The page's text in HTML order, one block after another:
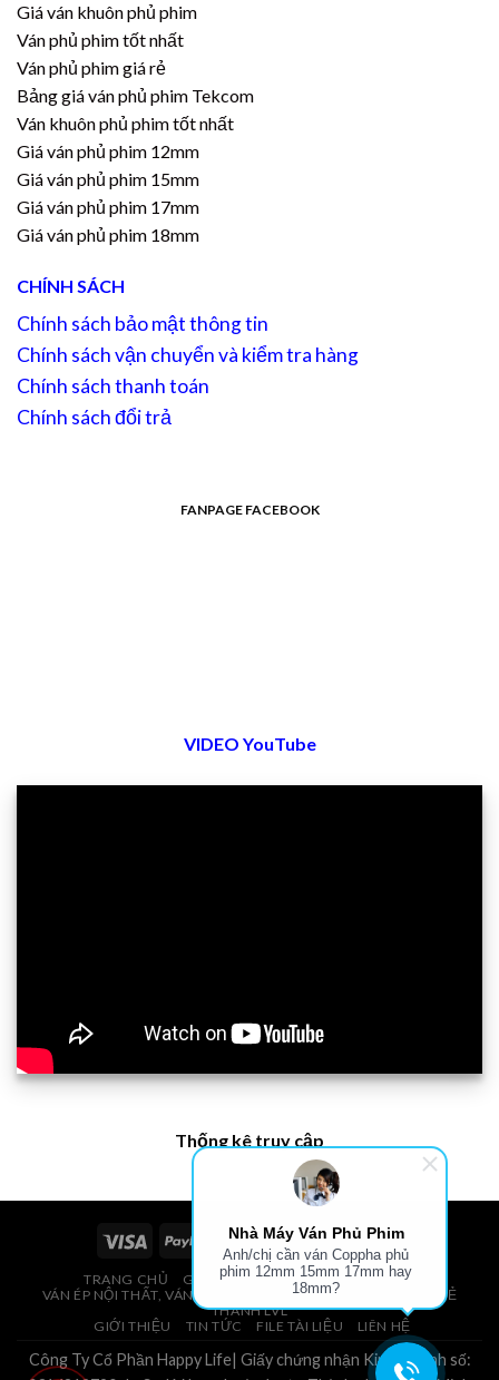
Giá ván khuôn phủ phim
Ván phủ phim tốt nhất
Ván phủ phim giá rẻ
Bảng giá ván phủ phim Tekcom
Ván khuôn phủ phim tốt nhất
Giá ván phủ phim 12mm
Giá ván phủ phim 15mm
Giá ván phủ phim 17mm
Giá ván phủ phim 18mm
CHÍNH SÁCH
Chính sách bảo mật thông tin
Chính sách vận chuyển và kiểm tra hàng
Chính sách thanh toán
Chính sách đổi trả
FANPAGE FACEBOOK
VIDEO YouTube
Thống kê truy cập
TRANG CHỦ
GIÁ VÁN PHỦ PHIM, VÁN COPPHA
VÁN ÉP NỘI THẤT, VÁN ÉP BAO BÌ, VÁN SOFA, PALLETS, VÁN SẺ
THANH LVL
GIỚI THIỆU
TIN TỨC FILE TÀI LIỆU LIÊN HỆ
Công Ty Cổ Phần Happy Life| Giấy chứng nhận Kinh Doanh số:
Nhà Máy Ván Phủ Phim
Anh/chị cần ván Coppha phủ
phim 12mm 15mm 17mm hay
18mm?